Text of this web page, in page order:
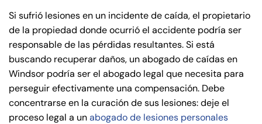
C
cu
Si sufrió lesiones en un incidente de caída, el propietario
de la propiedad donde ocurrió el accidente podría ser
responsable de las pérdidas resultantes. Si está
buscando recuperar daños, un abogado de caídas en
Windsor podría ser el abogado legal que necesita para
perseguir efectivamente una compensación. Debe
concentrarse en la curación de sus lesiones: deje el
proceso legal a unabogado de lesiones personales